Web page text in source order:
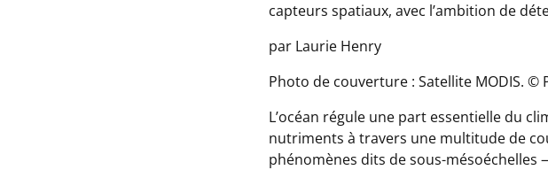
capteurs spatiaux, avec l’ambition de
par Laurie Henry
Photo de couverture : Satellite MODIS. ©
L’océan régule une part essentielle du
nutriments à travers une multitude de
phénomènes dits de sous-mésoéchelles